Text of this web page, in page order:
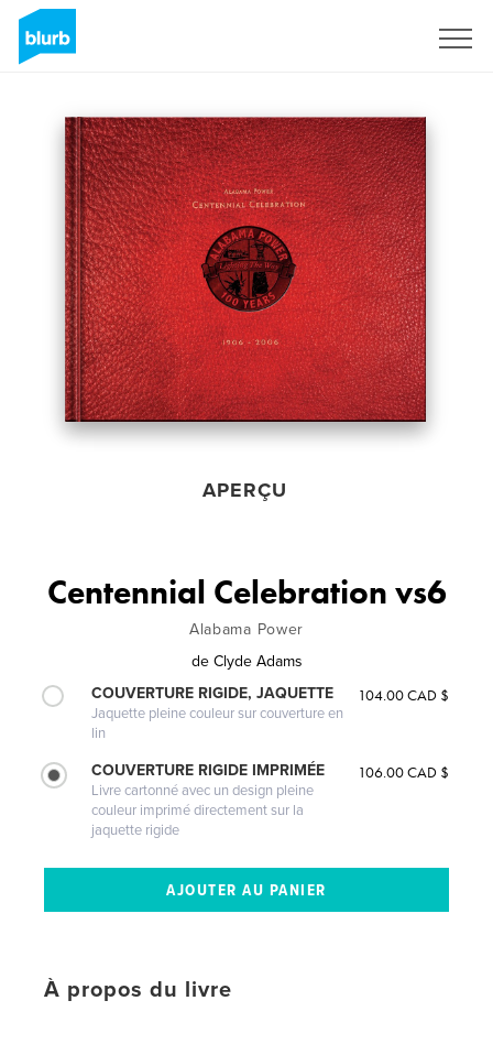
APERÇU
Centennial Celebration vs6
Alabama Power
de Clyde Adams
COUVERTURE RIGIDE, JAQUETTE
Jaquette pleine couleur sur couverture en
lin
104.00 CAD $
COUVERTURE RIGIDE IMPRIMÉE
Livre cartonné avec un design pleine
couleur imprimé directement sur la
jaquette rigide
106.00 CAD $
À propos du livre